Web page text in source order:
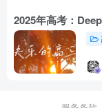
2025年高考：